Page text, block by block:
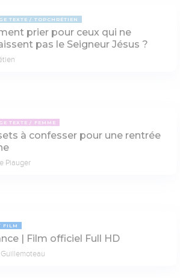
TEXTE TOPCHRÉTIEN
prier pour ceux qui ne
pas le Seigneur Jésus ?
TEXTE FEMME
à confesser pour une rentrée
Piauger
FILM
| Film officiel Full HD